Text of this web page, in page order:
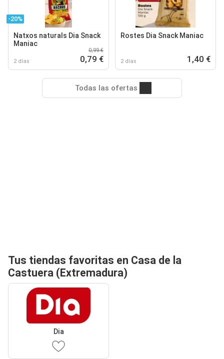
-20%
Natxos naturals Dia Snack
Maniac
2 días
0,99 €
0,79 €
Rostes Dia Snack Maniac
2 días 1,40 €
Todas las ofertas
Tus tiendas favoritas en Casa de la
Castuera (Extremadura)
Dia